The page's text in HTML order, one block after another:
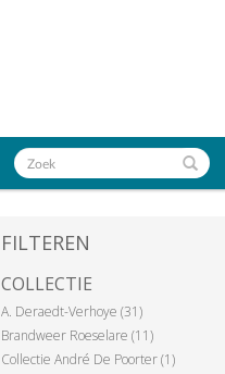
FILTEREN
COLLECTIE
A. Deraedt-Verhoye (31)
Brandweer Roeselare (11)
Collectie André De Poorter (1)